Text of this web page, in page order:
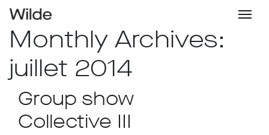
Monthly Archives:
juillet 2014
Group show
Collective III